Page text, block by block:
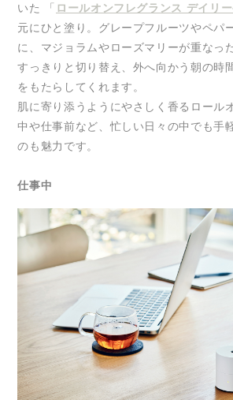
いた 「 ロールオンフレグランス デイリ
元にひと塗り。グレープフルーツやペパ
に、マジョラムやローズマリーが重なっ
すっきりと切り替え、外へ向かう朝の時
をもたらしてくれます。
肌に寄り添うようにやさしく香るロール
中や仕事前など、忙しい日々の中でも手
のも魅力です。
仕事中